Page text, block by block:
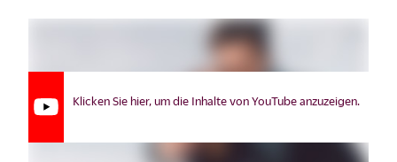
Klicken Sie hier, um die Inhalte von YouTube anzuzeigen.